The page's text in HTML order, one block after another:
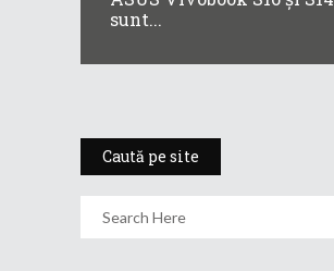
sunt...
Caută pe site